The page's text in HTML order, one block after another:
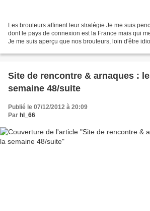
Les brouteurs affinent leur stratégie Je me suis
dont le pays de connexion est la France mais qui
Je me suis aperçu que nos brouteurs, loin d'être
Site de rencontre & arnaques :
semaine 48/suite
Publié le 07/12/2012 à 20:09
Par hl_66